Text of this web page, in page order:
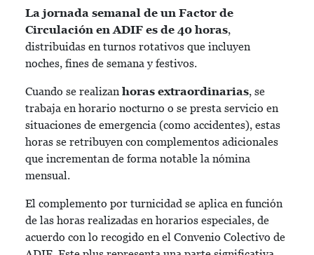
La jornada semanal de un Factor de
Circulación en ADIF es de 40 horas,
distribuidas en turnos rotativos que incluyen
noches, fines de semana y festivos.
Cuando se realizan horas extraordinarias, se
trabaja en horario nocturno o se presta servicio en
situaciones de emergencia (como accidentes), estas
horas se retribuyen con complementos adicionales
que incrementan de forma notable la nómina
mensual.
El complemento por turnicidad se aplica en función
de las horas realizadas en horarios especiales, de
acuerdo con lo recogido en el Convenio Colectivo de